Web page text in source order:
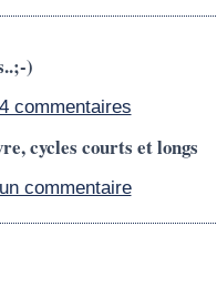
)
4 commentaires
cycles courts et longs
un commentaire